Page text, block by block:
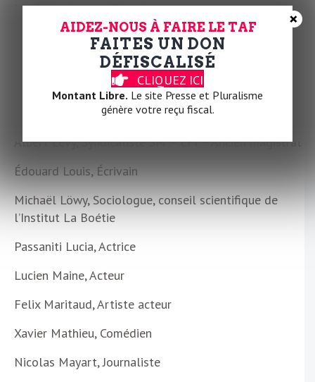
Mathilde Larrere, Historienne
Rose Laurane, Créatrice de contenu
Marie Lemarchand, Comédienne, bloggeuse &
Benjamin Lemoine, Chercheur
Albert Lévy, Syndicaliste SM – LFI – Ancien magistrat
Édouard Louis, Écrivain
Michaël Löwy, Sociologue, conseil scientifique de
l’Institut La Boétie
Passaniti Lucia, Actrice
Lucien Maine, Acteur
Felix Maritaud, Artiste acteur
Xavier Mathieu, Comédien
Nicolas Mayart, Journaliste
AIDEZ-NOUS À FAIRE LE TAF
FAITES UN DON
DÉFISCALISÉ
CLIQUEZ ICI
Montant Libre. Le site Presse et Pluralisme
génère votre reçu fiscal.
×